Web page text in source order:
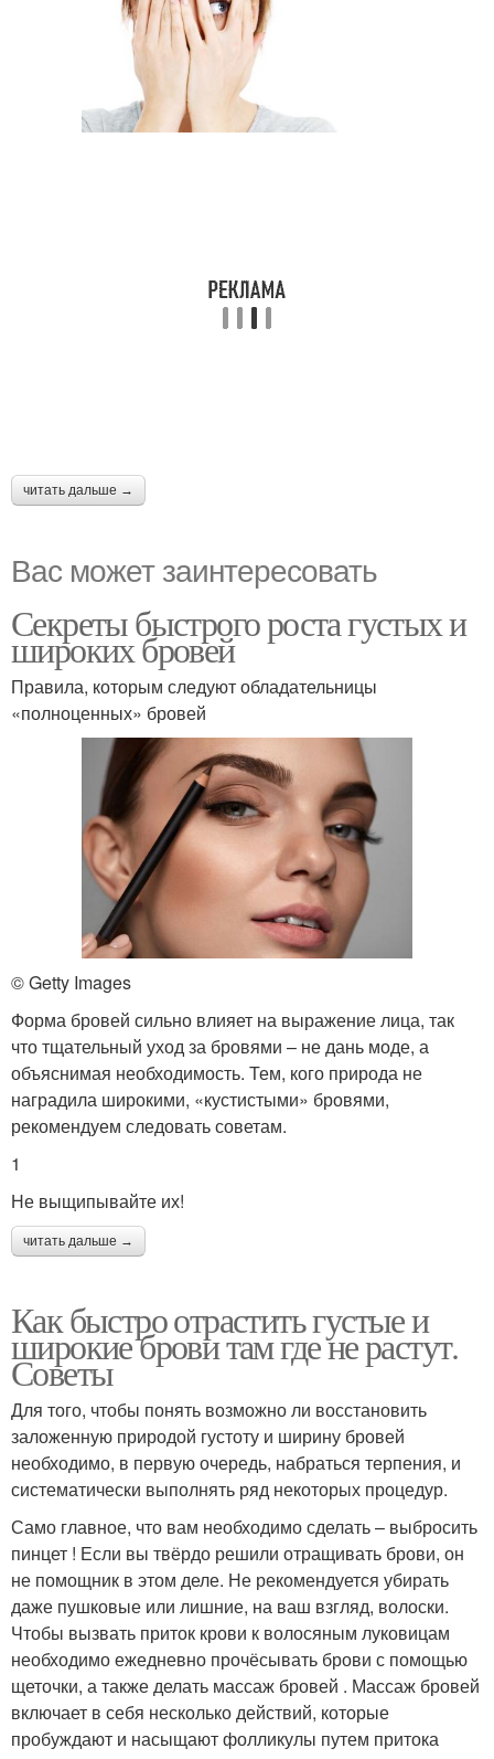
читать дальше →
Вас может заинтересовать
Секреты быстрого роста густых и
широких бровей
Правила, которым следуют обладательницы
«полноценных» бровей
© Getty Images
Форма бровей сильно влияет на выражение лица, так
что тщательный уход за бровями – не дань моде, а
объяснимая необходимость. Тем, кого природа не
наградила широкими, «кустистыми» бровями,
рекомендуем следовать советам.
1
Не выщипывайте их!
читать дальше →
Как быстро отрастить густые и
широкие брови там где не растут.
Советы
Для того, чтобы понять возможно ли восстановить
заложенную природой густоту и ширину бровей
необходимо, в первую очередь, набраться терпения, и
систематически выполнять ряд некоторых процедур.
Само главное, что вам необходимо сделать – выбросить
пинцет ! Если вы твёрдо решили отращивать брови, он
не помощник в этом деле. Не рекомендуется убирать
даже пушковые или лишние, на ваш взгляд, волоски.
Чтобы вызвать приток крови к волосяным луковицам
необходимо ежедневно прочёсывать брови с помощью
щеточки, а также делать массаж бровей . Массаж бровей
включает в себя несколько действий, которые
пробуждают и насыщают фолликулы путем притока